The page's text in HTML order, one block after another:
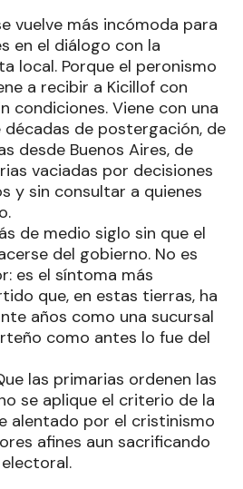
vuelve más incómoda para
en el diálogo con la
local. Porque el peronismo
a recibir a Kicillof con
condiciones. Viene con una
de postergación, de
desde Buenos Aires, de
vaciadas por decisiones
y sin consultar a quienes
de medio siglo sin que el
del gobierno. No es
es el síntoma más
que, en estas tierras, ha
años como una sucursal
como antes lo fue del
las primarias ordenen las
se aplique el criterio de la
alentado por el cristinismo
afines aun sacrificando